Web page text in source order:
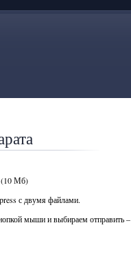
(10 Мб)
с двумя файлами.
мыши и выбираем отправить –